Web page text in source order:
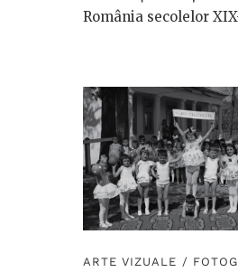
România secolelor
ARTE VIZUALE /